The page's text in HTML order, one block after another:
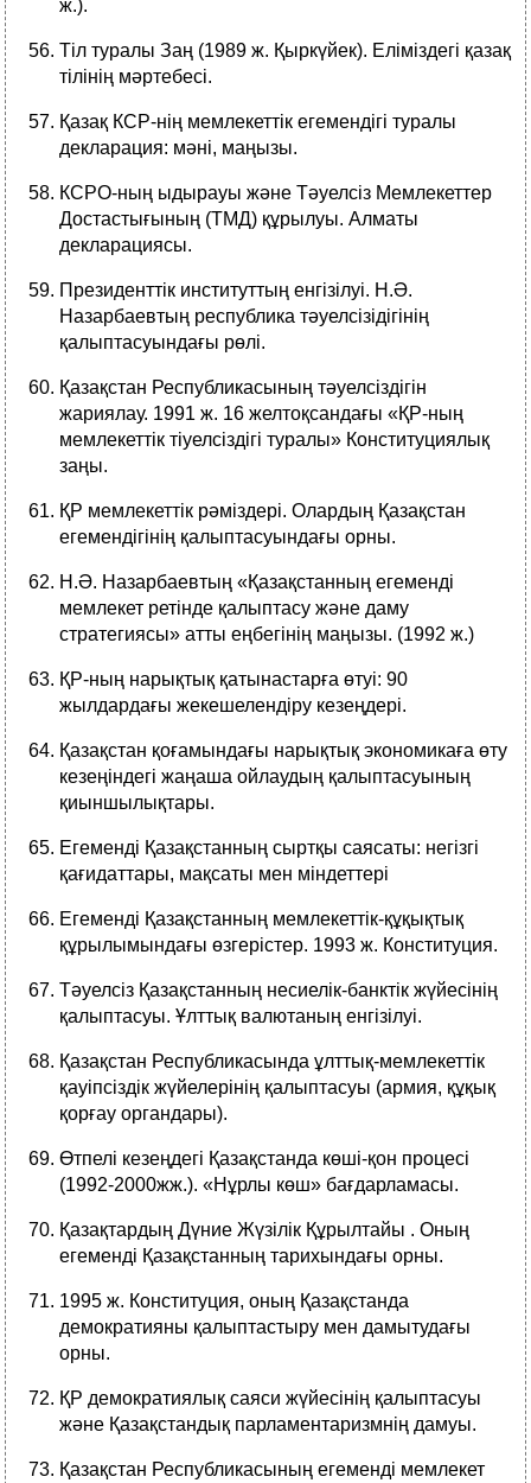
ж.).
Тіл туралы Заң (1989 ж. Қыркүйек). Еліміздегі қазақ
тілінің мәртебесі.
Қазақ КСР-нің мемлекеттік егемендігі туралы
декларация: мәні, маңызы.
КСРО-ның ыдырауы және Тәуелсіз Мемлекеттер
Достастығының (ТМД) құрылуы. Алматы
декларациясы.
Президенттік институттың енгізілуі. Н.Ә.
Назарбаевтың республика тәуелсізідігінің
қалыптасуындағы рөлі.
Қазақстан Республикасының тәуелсіздігін
жариялау. 1991 ж. 16 желтоқсандағы «ҚР-ның
мемлекеттік тіуелсіздігі туралы» Конституциялық
заңы.
ҚР мемлекеттік рәміздері. Олардың Қазақстан
егемендігінің қалыптасуындағы орны.
Н.Ә. Назарбаевтың «Қазақстанның егеменді
мемлекет ретінде қалыптасу және даму
стратегиясы» атты еңбегінің маңызы. (1992 ж.)
ҚР-ның нарықтық қатынастарға өтуі: 90
жылдардағы жекешелендіру кезеңдері.
Қазақстан қоғамындағы нарықтық экономикаға өту
кезеңіндегі жаңаша ойлаудың қалыптасуының
қиыншылықтары.
Егеменді Қазақстанның сыртқы саясаты: негізгі
қағидаттары, мақсаты мен міндеттері
Егеменді Қазақстанның мемлекеттік-құқықтық
құрылымындағы өзгерістер. 1993 ж. Конституция.
Тәуелсіз Қазақстанның несиелік-банктік жүйесінің
қалыптасуы. Ұлттық валютаның енгізілуі.
Қазақстан Республикасында ұлттық-мемлекеттік
қауіпсіздік жүйелерінің қалыптасуы (армия, құқық
қорғау органдары).
Өтпелі кезеңдегі Қазақстанда көші-қон процесі
(1992-2000жж.). «Нұрлы көш» бағдарламасы.
Қазақтардың Дүние Жүзілік Құрылтайы . Оның
егеменді Қазақстанның тарихындағы орны.
1995 ж. Конституция, оның Қазақстанда
демократияны қалыптастыру мен дамытудағы
орны.
ҚР демократиялық саяси жүйесінің қалыптасуы
және Қазақстандық парламентаризмнің дамуы.
Қазақстан Республикасының егеменді мемлекет